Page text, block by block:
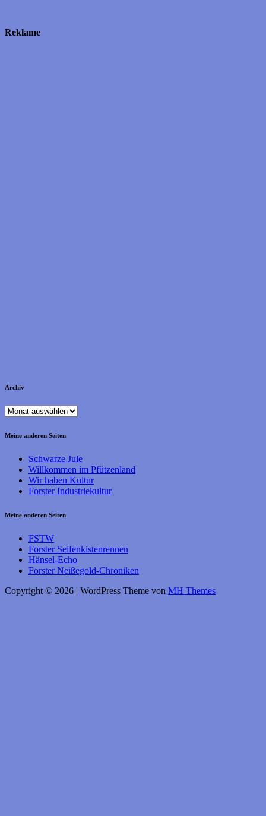
Reklame
Archiv
Archiv
Meine anderen Seiten
Schwarze Jule
Willkommen im Pfützenland
Wir haben Kultur
Forster Industriekultur
Meine anderen Seiten
FSTW
Forster Seifenkistenrennen
Hänsel-Echo
Forster Neißegold-Chroniken
Copyright © 2026 | WordPress Theme von MH Themes